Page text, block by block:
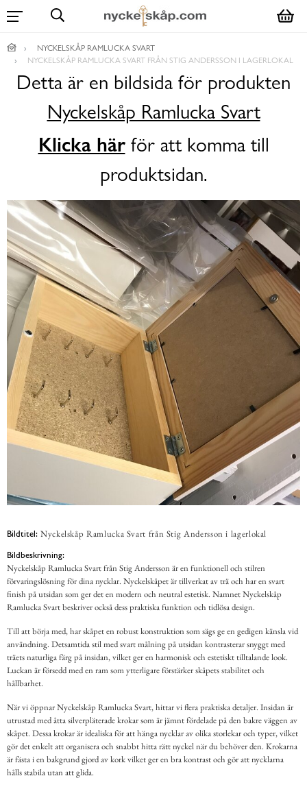
NYCKELSKÅP RAMLUCKA SVART
NYCKELSKÅP RAMLUCKA SVART FRÅN STIG ANDERSSON I LAGERLOKAL
Detta är en bildsida för produkten
Nyckelskåp Ramlucka Svart
Klicka härför att komma till
produktsidan.
Bildtitel: Nyckelskåp Ramlucka Svart från Stig Andersson i lagerlokal
Bildbeskrivning:
Nyckelskåp Ramlucka Svart från Stig Andersson är en funktionell och stilren
förvaringslösning för dina nycklar. Nyckelskåpet är tillverkat av trä och har en svart
finish på utsidan som ger det en modern och neutral estetisk. Namnet Nyckelskåp
Ramlucka Svart beskriver också dess praktiska funktion och tidlösa design.
Till att börja med, har skåpet en robust konstruktion som sägs ge en gedigen känsla vid
användning. Detsamtida stil med svart målning på utsidan kontrasterar snyggt med
träets naturliga färg på insidan, vilket ger en harmonisk och estetiskt tilltalande look.
Luckan är försedd med en ram som ytterligare förstärker skåpets stabilitet och
hållbarhet.
När vi öppnar Nyckelskåp Ramlucka Svart, hittar vi flera praktiska detaljer. Insidan är
utrustad med åtta silverpläterade krokar som är jämnt fördelade på den bakre väggen av
skåpet. Dessa krokar är idealiska för att hänga nycklar av olika storlekar och typer, vilket
gör det enkelt att organisera och snabbt hitta rätt nyckel när du behöver den. Krokarna
är fästa i en bakgrund gjord av kork vilket ger en bra kontrast och gör att nycklarna
hålls stabila utan att glida.